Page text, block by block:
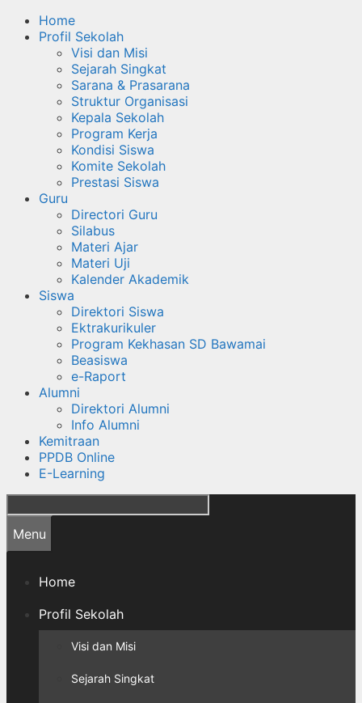
Home
Profil Sekolah
Visi dan Misi
Sejarah Singkat
Sarana & Prasarana
Struktur Organisasi
Kepala Sekolah
Program Kerja
Kondisi Siswa
Komite Sekolah
Prestasi Siswa
Guru
Directori Guru
Silabus
Materi Ajar
Materi Uji
Kalender Akademik
Siswa
Direktori Siswa
Ektrakurikuler
Program Kekhasan SD Bawamai
Beasiswa
e-Raport
Alumni
Direktori Alumni
Info Alumni
Kemitraan
PPDB Online
E-Learning
Cari
Menu
Home
Profil Sekolah
Visi dan Misi
Sejarah Singkat